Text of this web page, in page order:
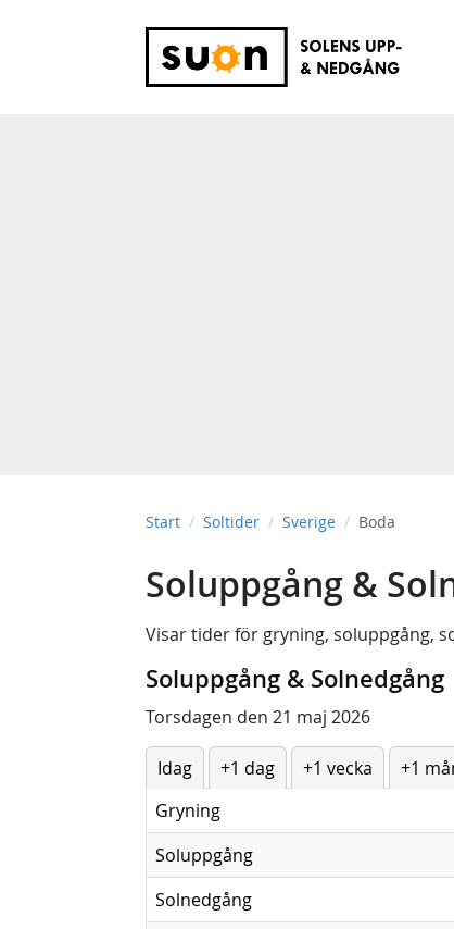
Start Soltider Sverige Boda
Soluppgång &
Visar tider för gryning, soluppgång,
Soluppgång & Solnedgång
Torsdagen den 21 maj 2026
Idag +1 dag +1 vecka
+1
Gryning
Soluppgång
Solnedgång